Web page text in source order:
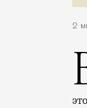
2
Возможно, вы уже видели